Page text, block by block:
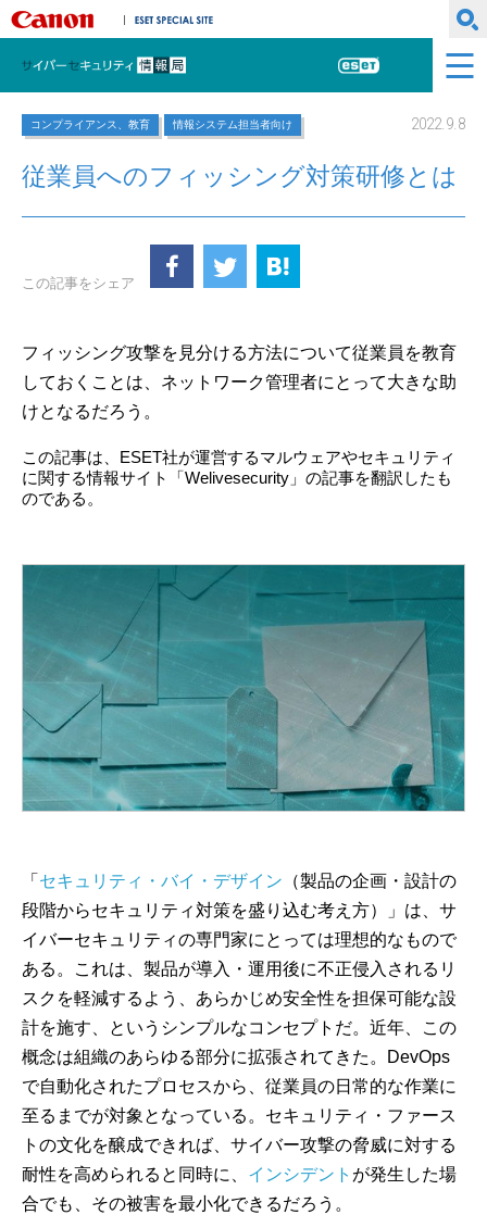
キヤノンマーケティングジャパン株式会社
サイバーセキュリティ情報局
ESET
コンプライアンス、教育 情報システム担当者向け 2022.9.8
従業員へのフィッシング対策研修とは
この記事をシェア
フィッシング攻撃を見分ける方法について従業員を教育
しておくことは、ネットワーク管理者にとって大きな助
けとなるだろう。
この記事は、ESET社が運営するマルウェアやセキュリティ
に関する情報サイト「Welivesecurity」の記事を翻訳したも
のである。
「 セキュリティ・バイ・デザイン （製品の企画・設計の
段階からセキュリティ対策を盛り込む考え方）」は、サ
イバーセキュリティの専門家にとっては理想的なもので
ある。これは、製品が導入・運用後に不正侵入されるリ
スクを軽減するよう、あらかじめ安全性を担保可能な設
計を施す、というシンプルなコンセプトだ。近年、この
概念は組織のあらゆる部分に拡張されてきた。DevOps
で自動化されたプロセスから、従業員の日常的な作業に
至るまでが対象となっている。セキュリティ・ファース
トの文化を醸成できれば、サイバー攻撃の脅威に対する
耐性を高められると同時に、 インシデント が発生した場
合でも、その被害を最小化できるだろう。